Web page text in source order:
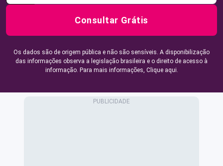
Consultar Grátis
Os dados são de origem pública e não são sensíveis. A disponibilização
das informações observa a legislação brasileira e o direito de acesso à
informação. Para mais informações, Clique aqui.